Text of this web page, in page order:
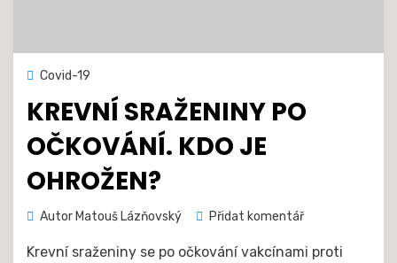
Zveřejněno
22. 4. 2021
Covid-19
KREVNÍ SRAŽENINY PO
OČKOVÁNÍ. KDO JE
OHROŽEN?
Autor Matouš Lázňovský Přidat komentářna
sraženiny
Krevní sraženiny se po očkování vakcínami proti